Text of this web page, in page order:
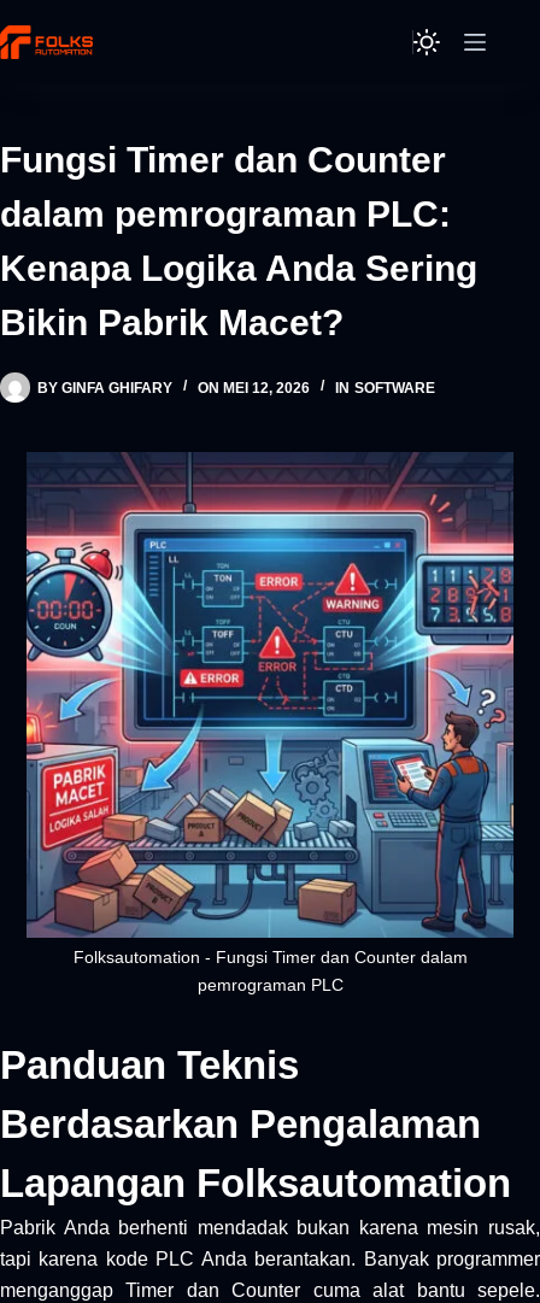
to
Fungsi Timer dan Counter
dalam pemrograman PLC:
Kenapa Logika Anda Sering
Bikin Pabrik Macet?
BY GINFA GHIFARY ON MEI 12, 2026 IN SOFTWARE
Folksautomation - Fungsi Timer dan Counter dalam
pemrograman PLC
Panduan Teknis
Berdasarkan Pengalaman
Lapangan Folksautomation
Pabrik Anda berhenti mendadak bukan karena mesin rusak,
tapi karena kode PLC Anda berantakan. Banyak programmer
menganggap Timer dan Counter cuma alat bantu sepele.